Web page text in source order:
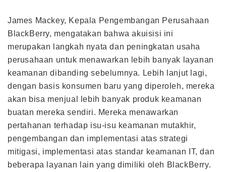
James Mackey, Kepala Pengembangan Perusahaan
BlackBerry, mengatakan bahwa akuisisi ini
merupakan langkah nyata dan peningkatan usaha
perusahaan untuk menawarkan lebih banyak layanan
keamanan dibanding sebelumnya. Lebih lanjut lagi,
dengan basis konsumen baru yang diperoleh, mereka
akan bisa menjual lebih banyak produk keamanan
buatan mereka sendiri. Mereka menawarkan
pertahanan terhadap isu-isu keamanan mutakhir,
pengembangan dan implementasi atas strategi
mitigasi, implementasi atas standar keamanan IT, dan
beberapa layanan lain yang dimiliki oleh BlackBerry.